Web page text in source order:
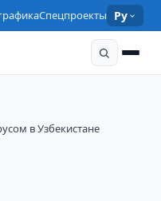
Спецпроекты Ру
в Узбекистане